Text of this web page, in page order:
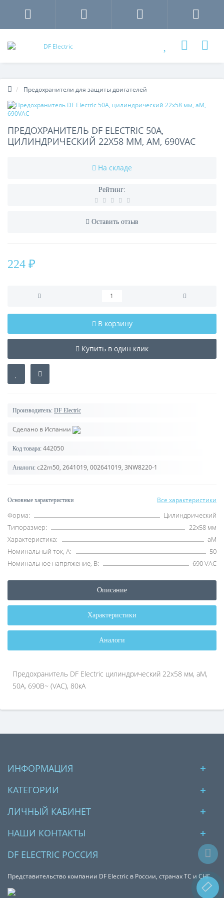
Предохранители для защиты двигателей
ПРЕДОХРАНИТЕЛЬ DF ELECTRIC 50A,
ЦИЛИНДРИЧЕСКИЙ 22X58 ММ, AM, 690VAC
На складе
Рейтинг:
Оставить отзыв
224 ₽
В корзину
Купить в один клик
Производитель: DF Electric
Сделано в Испании
Код товара: 442050
Аналоги: c22m50, 2641019, 002641019, 3NW8220-1
Основные характеристики Все характеристики
Форма:
Цилиндрический
Типоразмер:
22x58 мм
Характеристика:
aM
Номинальный ток, А:
50
Номинальное напряжение, В:
690 VAC
Описание
Характеристики
Аналоги
Предохранитель DF Electric цилиндрический 22х58 мм, aM,
50А, 690В~ (VAC), 80кА
ИНФОРМАЦИЯ
КАТЕГОРИИ
ЛИЧНЫЙ КАБИНЕТ
НАШИ КОНТАКТЫ
DF ELECTRIC РОССИЯ
Представительство компании DF Electric в России, странах ТС и СНГ